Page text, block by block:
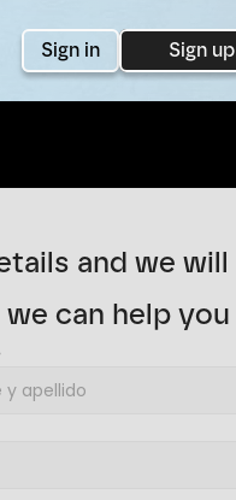
and we will
can help you
Sign in Sign up